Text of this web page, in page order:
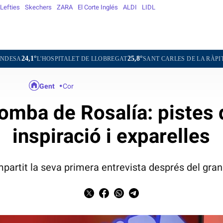
Lefties Skechers ZARA El Corte Inglés ALDI LIDL
DE LLOBREGAT25,8°SANT CARLES DE LA RÀPITA27,1° SANT
Gent Cor
de Rosalía: pistes
inspiració i exparelles
la seva primera entrevista després del